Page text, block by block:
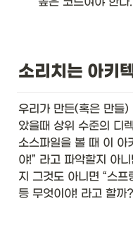
소리치는 아키
우리가 만든(혹은 만들)
았을때 상위 수준의 디
소스파일을 볼 때 이 아
야!” 라고 파악할지 아
지 그것도 아니면 “스
등 무엇이야! 라고 할까?